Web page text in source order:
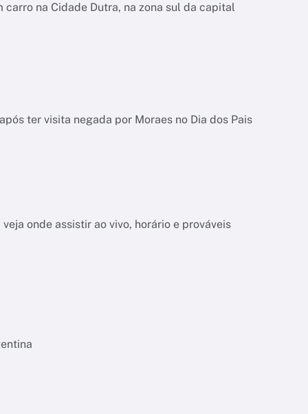
na Cidade Dutra, na zona sul da capital
ter visita negada por Moraes no Dia dos Pais
onde assistir ao vivo, horário e prováveis